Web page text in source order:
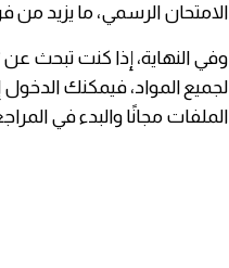
الامتحان الرسمي، ما يزيد
لجميع المواد، فيمكنك الدخول
الملفات مجانًا والبدء في